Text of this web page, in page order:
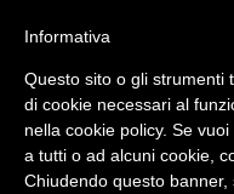
Informativa
Questo sito o gli strumenti
di cookie necessari al
nella cookie policy. Se
a tutti o ad alcuni cookie,
Chiudendo questo